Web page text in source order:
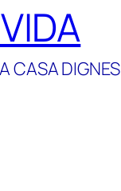
CASA DIGNES